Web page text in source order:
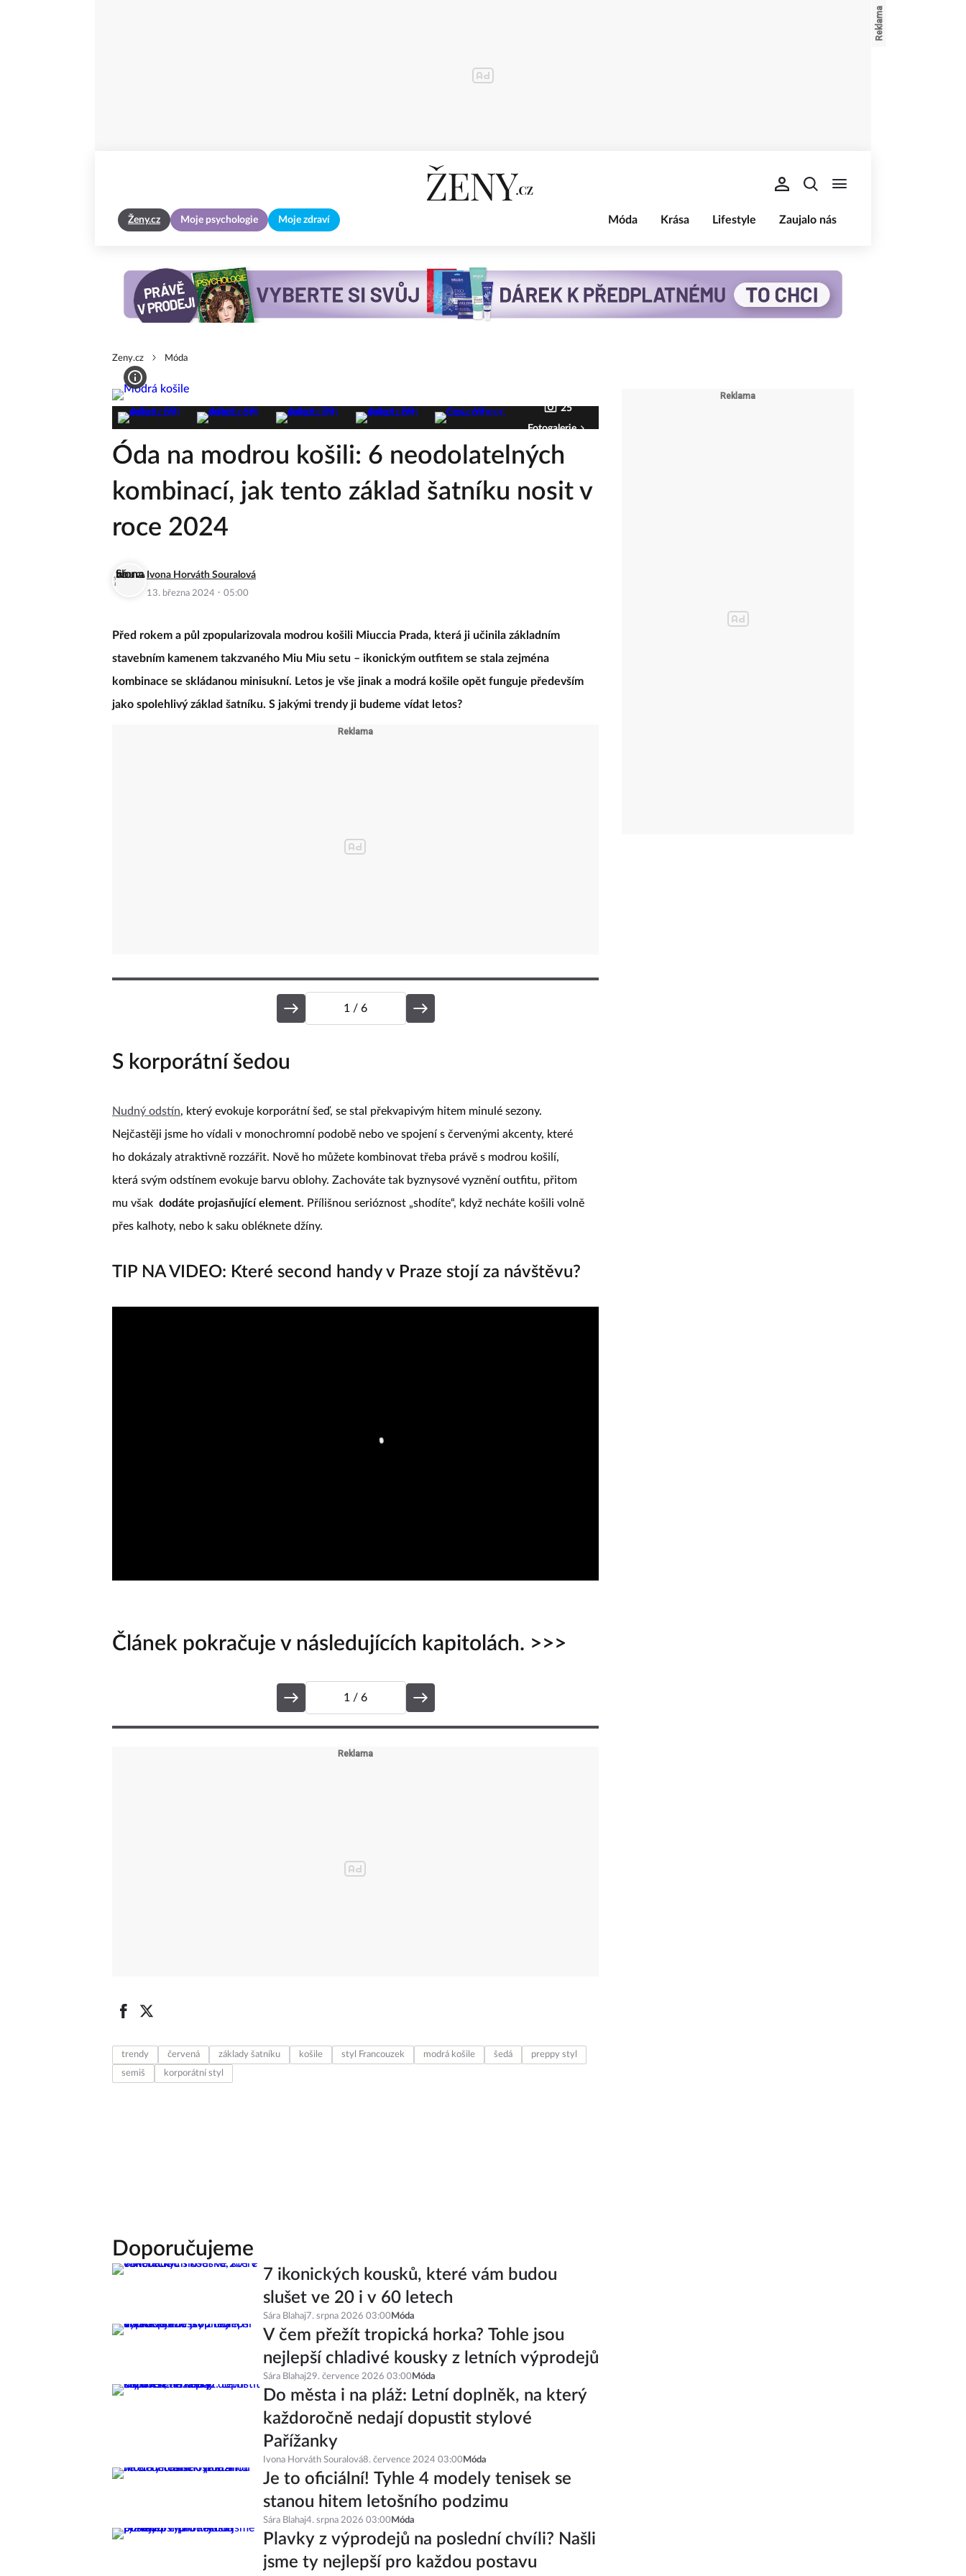
Ženy.cz Moje psychologie Moje zdraví Móda Krása Lifestyle Zaujalo nás
Zeny.cz Móda
25
Fotogalerie
Óda na modrou košili: 6 neodolatelných
kombinací, jak tento základ šatníku nosit v
roce 2024
Ivona Horváth Souralová
13. března 2024 · 05:00
Před rokem a půl zpopularizovala modrou košili Miuccia Prada, která ji učinila základním
stavebním kamenem takzvaného Miu Miu setu – ikonickým outfitem se stala zejména
kombinace se skládanou minisukní. Letos je vše jinak a modrá košile opět funguje především
jako spolehlivý základ šatníku. S jakými trendy ji budeme vídat letos?
1 / 6
S korporátní šedou
Nudný odstín, který evokuje korporátní šeď, se stal překvapivým hitem minulé sezony.
Nejčastěji jsme ho vídali v monochromní podobě nebo ve spojení s červenými akcenty, které
ho dokázaly atraktivně rozzářit. Nově ho můžete kombinovat třeba právě s modrou košilí,
která svým odstínem evokuje barvu oblohy. Zachováte tak byznysové vyznění outfitu, přitom
mu však dodáte projasňující element. Přílišnou serióznost „shodíte“, když necháte košili volně
přes kalhoty, nebo k saku obléknete džíny.
TIP NA VIDEO: Které second handy v Praze stojí za návštěvu?
Článek pokračuje v následujících kapitolách. >>>
1 / 6
trendy červená základy šatníku košile styl Francouzek modrá košile šedá
preppy styl
semiš
korporátní styl
Doporučujeme
7 ikonických kousků, které vám budou
slušet ve 20 i v 60 letech
Sára Blahaj7. srpna 2026 03:00 Móda
V čem přežít tropická horka? Tohle jsou
nejlepší chladivé kousky z letních výprodejů
Sára Blahaj29. července 2026 03:00 Móda
Do města i na pláž: Letní doplněk, na který
každoročně nedají dopustit stylové
Pařížanky
Ivona Horváth Souralová8. července 2024 03:00 Móda
Je to oficiální! Tyhle 4 modely tenisek se
stanou hitem letošního podzimu
Sára Blahaj4. srpna 2026 03:00 Móda
Plavky z výprodejů na poslední chvíli? Našli
jsme ty nejlepší pro každou postavu